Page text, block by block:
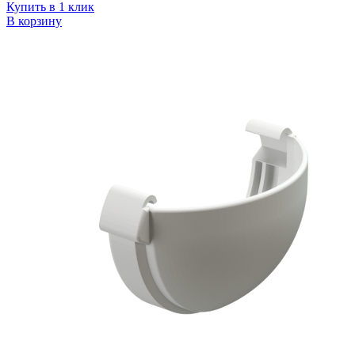
Купить в 1 клик
В корзину